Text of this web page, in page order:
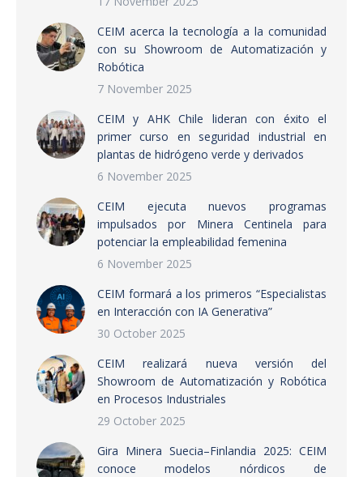
CEIM acerca la tecnología a la comunidad
con su Showroom de Automatización y
Robótica
7 November 2025
CEIM y AHK Chile lideran con éxito el
primer curso en seguridad industrial en
plantas de hidrógeno verde y derivados
6 November 2025
CEIM ejecuta nuevos programas
impulsados por Minera Centinela para
potenciar la empleabilidad femenina
6 November 2025
CEIM formará a los primeros “Especialistas
en Interacción con IA Generativa”
30 October 2025
CEIM realizará nueva versión del
Showroom de Automatización y Robótica
en Procesos Industriales
29 October 2025
Gira Minera Suecia–Finlandia 2025: CEIM
conoce modelos nórdicos de